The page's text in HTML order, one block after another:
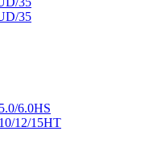
35
6.0HS
12/15HT